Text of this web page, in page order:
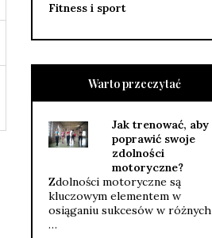
Fitness i sport
Warto przeczytać
Jak trenować, aby
poprawić swoje
zdolności
motoryczne?
Zdolności motoryczne są
kluczowym elementem w
osiąganiu sukcesów w różnych
…